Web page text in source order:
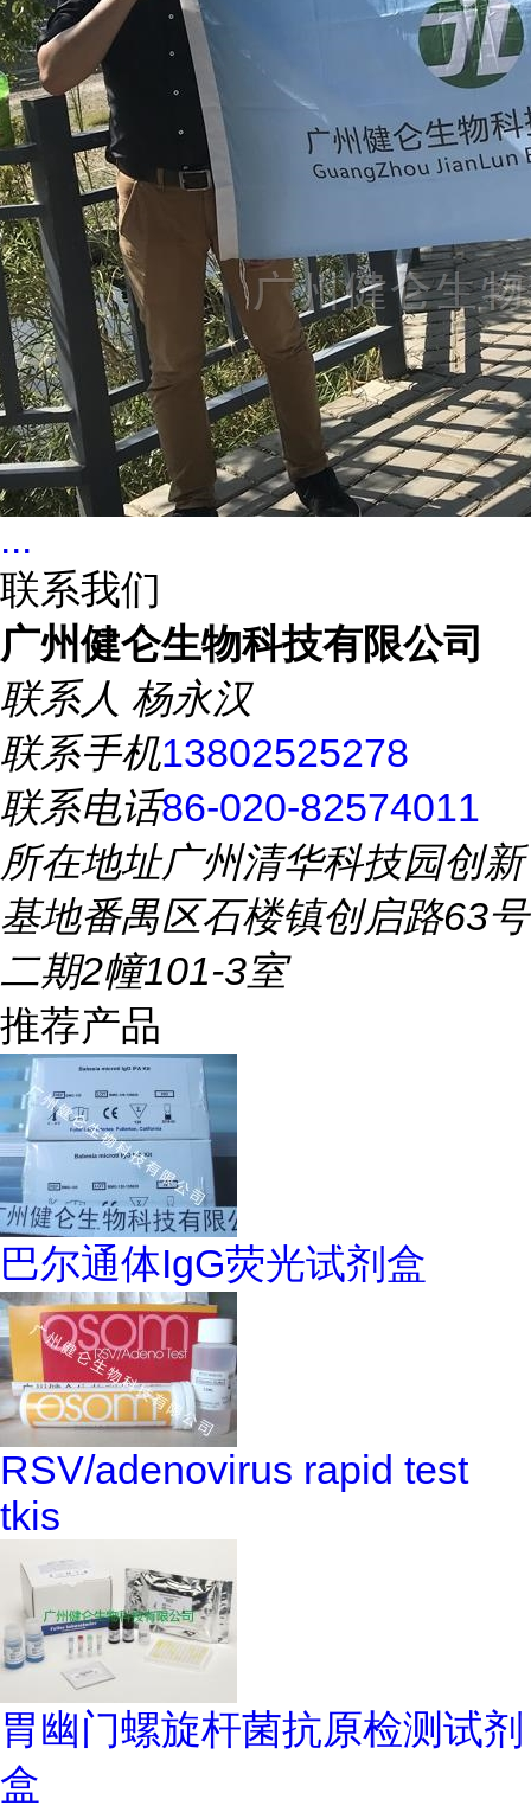
...
联系我们
广州健仑生物科技有限公司
联系人 杨永汉
联系手机13802525278
联系电话86-020-82574011
所在地址广州清华科技园创新
基地番禺区石楼镇创启路63号
二期2幢101-3室
推荐产品
巴尔通体IgG荧光试剂盒
RSV/adenovirus rapid test
tkis
胃幽门螺旋杆菌抗原检测试剂
盒